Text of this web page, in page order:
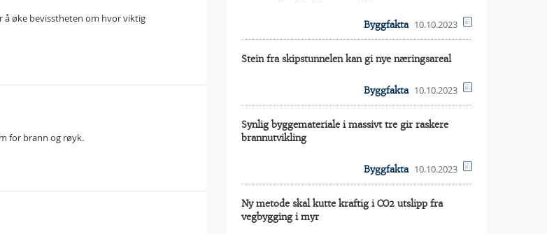
å øke bevisstheten om hvor viktig
for brann og røyk.
Byggfakta 10.10.2023
Stein fra skipstunnelen kan gi nye næringsareal
Byggfakta 10.10.2023
Synlig byggemateriale i massivt tre gir raskere
brannutvikling
Byggfakta 10.10.2023
Ny metode skal kutte kraftig i CO2 utslipp fra
vegbygging i myr